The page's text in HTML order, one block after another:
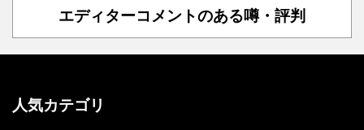
エディターコメントのある噂・評判
人気カテゴリ